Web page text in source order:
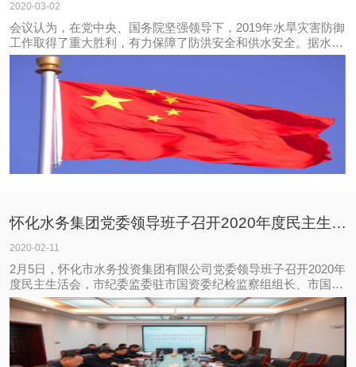
2020-03-02
会议认为，在党中央、国务院坚强领导下，2019年水旱灾害防御
工作取得了重大胜利，有力保障了防洪安全和供水安全。据水文
气象预测，今年汛期我国气候形势复杂，气候状态总体偏差，汛
期南北方降雨不均，区域性暴雨洪水和干旱将重于常年，极端气
象水文事件可能多发，有可能发生流
怀化水务集团党委领导班子召开2020年度民主生活会
2020-02-11
2月5日，怀化市水务投资集团有限公司党委领导班子召开2020年
度民主生活会，市纪委监委驻市国资委纪检监察组组长、市国资
委党委委员巢致林、市国资委四级调研员向明格、市国资委企业
党建科科员吴亮到会督促指导。集团党委书记、董事长杨秀和、
党委副书记、总经理杨琛飞，党委